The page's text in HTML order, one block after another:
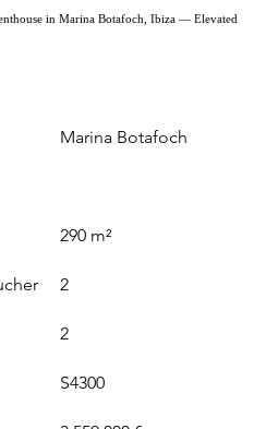
in Marina Botafoch, Ibiza — Elevated
Marina Botafoch
290 m²
2
2
S4300